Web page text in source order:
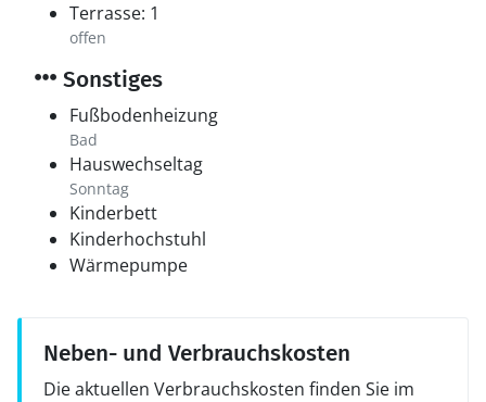
Terrasse: 1
offen
Sonstiges
Fußbodenheizung
Bad
Hauswechseltag
Sonntag
Kinderbett
Kinderhochstuhl
Wärmepumpe
Neben- und Verbrauchskosten
Die aktuellen Verbrauchskosten finden Sie im